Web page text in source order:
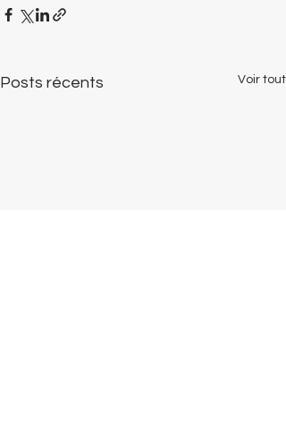
Posts récents Voir tout